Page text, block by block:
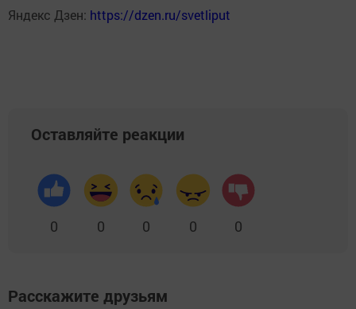
Яндекс Дзен: https://dzen.ru/svetliput
Оставляйте реакции
0 0 0 0 0
Расскажите друзьям